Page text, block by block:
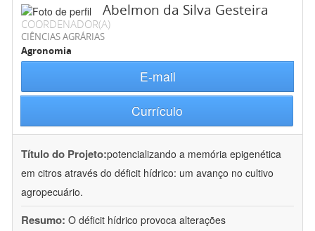
Abelmon da Silva Gesteira
COORDENADOR(A)
CIÊNCIAS AGRÁRIAS
Agronomia
E-mail
Currículo
Título do Projeto:potencializando a memória epigenética
em citros através do déficit hídrico: um avanço no cultivo
agropecuário.
Resumo: O déficit hídrico provoca alterações